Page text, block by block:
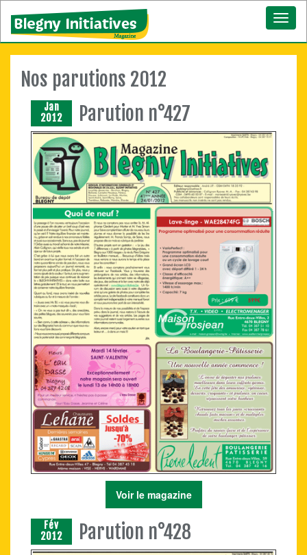
Nos parutions 2012
Jan
2012
Parution n°427
Voir le magazine
Fév
2012
Parution n°428